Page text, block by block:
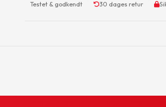
Testet & godkendt 30 dages retur